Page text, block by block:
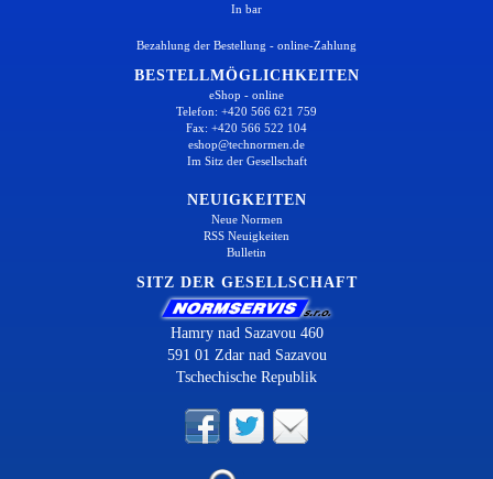
In bar
Bezahlung der Bestellung - online-Zahlung
BESTELLMÖGLICHKEITEN
eShop - online
Telefon: +420 566 621 759
Fax: +420 566 522 104
eshop@technormen.de
Im Sitz der Gesellschaft
NEUIGKEITEN
Neue Normen
RSS Neuigkeiten
Bulletin
SITZ DER GESELLSCHAFT
Hamry nad Sazavou 460
591 01 Zdar nad Sazavou
Tschechische Republik